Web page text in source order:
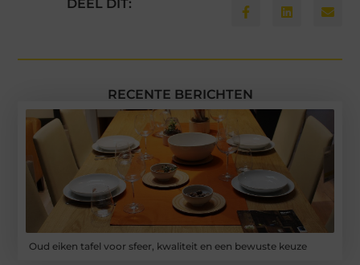
DEEL DIT:
RECENTE BERICHTEN
Oud eiken tafel voor sfeer, kwaliteit en een bewuste keuze